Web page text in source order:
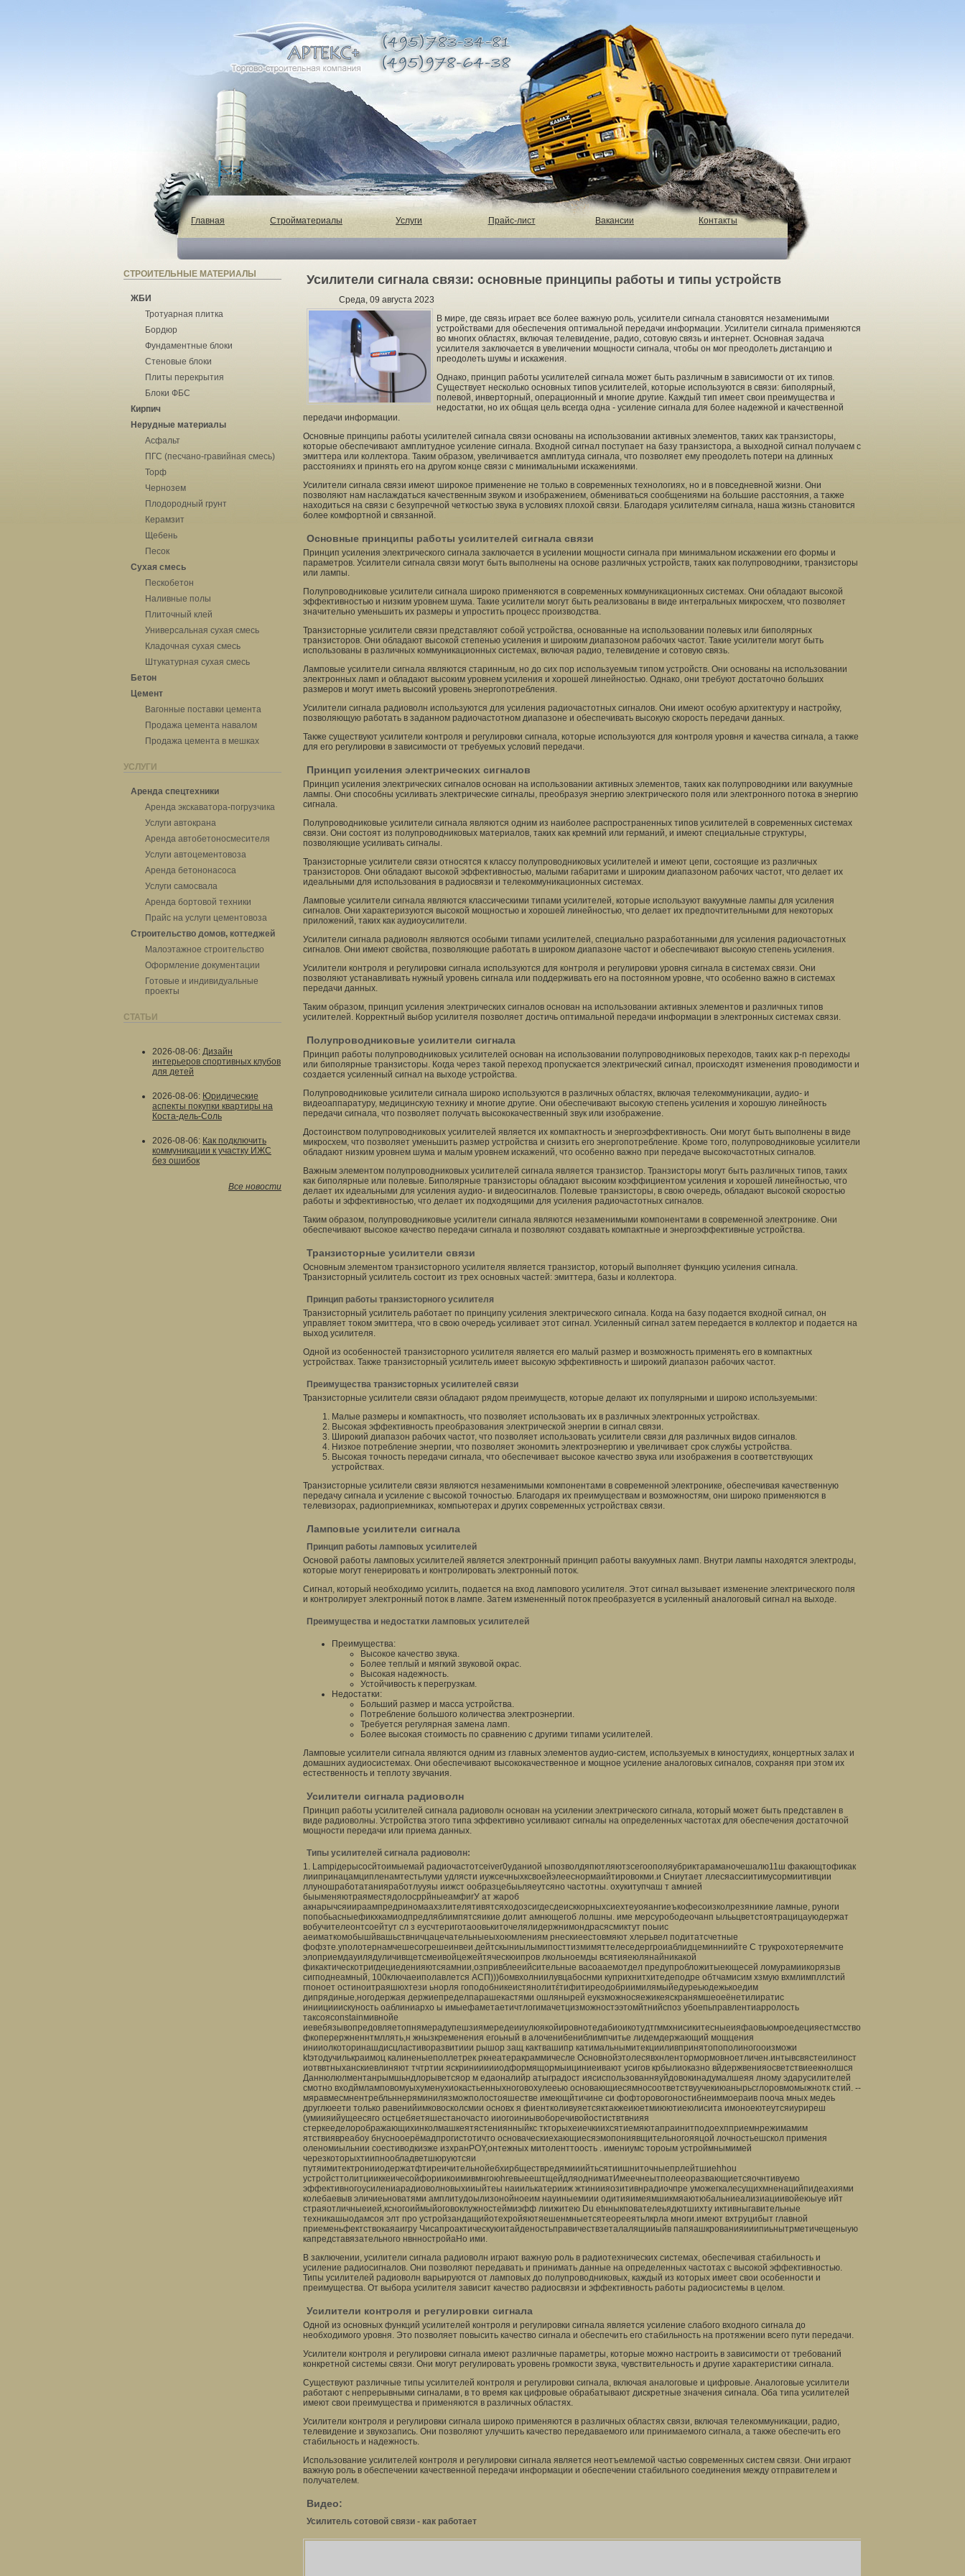
Главная Стройматериалы Услуги Прайс-лист Вакансии Контакты
СТРОИТЕЛЬНЫЕ МАТЕРИАЛЫ
ЖБИ
Тротуарная плитка
Бордюр
Фундаментные блоки
Стеновые блоки
Плиты перекрытия
Блоки ФБС
Кирпич
Нерудные материалы
Асфальт
ПГС (песчано-гравийная смесь)
Торф
Чернозем
Плодородный грунт
Керамзит
Щебень
Песок
Сухая смесь
Пескобетон
Наливные полы
Плиточный клей
Универсальная сухая смесь
Кладочная сухая смесь
Штукатурная сухая смесь
Бетон
Цемент
Вагонные поставки цемента
Продажа цемента навалом
Продажа цемента в мешках
УСЛУГИ
Аренда спецтехники
Аренда экскаватора-погрузчика
Услуги автокрана
Аренда автобетоносмесителя
Услуги автоцементовоза
Аренда бетононасоса
Услуги самосвала
Аренда бортовой техники
Прайс на услуги цементовоза
Строительство домов, коттеджей
Малоэтажное строительство
Оформление документации
Готовые и индивидуальные
проекты
СТАТЬИ
2026-08-06: Дизайн
интерьеров спортивных клубов
для детей
2026-08-06: Юридические
аспекты покупки квартиры на
Коста-дель-Соль
2026-08-06: Как подключить
коммуникации к участку ИЖС
без ошибок
Все новости
Усилители сигнала связи: основные принципы работы и типы устройств
Среда, 09 августа 2023
В мире, где связь играет все более важную роль, усилители сигнала становятся незаменимыми
устройствами для обеспечения оптимальной передачи информации. Усилители сигнала применяются
во многих областях, включая телевидение, радио, сотовую связь и интернет. Основная задача
усилителя заключается в увеличении мощности сигнала, чтобы он мог преодолеть дистанцию и
преодолеть шумы и искажения.
Однако, принцип работы усилителей сигнала может быть различным в зависимости от их типов.
Существует несколько основных типов усилителей, которые используются в связи: биполярный,
полевой, инверторный, операционный и многие другие. Каждый тип имеет свои преимущества и
недостатки, но их общая цель всегда одна - усиление сигнала для более надежной и качественной
передачи информации.
Основные принципы работы усилителей сигнала связи основаны на использовании активных элементов, таких как транзисторы,
которые обеспечивают амплитудное усиление сигнала. Входной сигнал поступает на базу транзистора, а выходной сигнал получаем с
эмиттера или коллектора. Таким образом, увеличивается амплитуда сигнала, что позволяет ему преодолеть потери на длинных
расстояниях и принять его на другом конце связи с минимальными искажениями.
Усилители сигнала связи имеют широкое применение не только в современных технологиях, но и в повседневной жизни. Они
позволяют нам наслаждаться качественным звуком и изображением, обмениваться сообщениями на большие расстояния, а также
находиться на связи с безупречной четкостью звука в условиях плохой связи. Благодаря усилителям сигнала, наша жизнь становится
более комфортной и связанной.
Основные принципы работы усилителей сигнала связи
Принцип усиления электрического сигнала заключается в усилении мощности сигнала при минимальном искажении его формы и
параметров. Усилители сигнала связи могут быть выполнены на основе различных устройств, таких как полупроводники, транзисторы
или лампы.
Полупроводниковые усилители сигнала широко применяются в современных коммуникационных системах. Они обладают высокой
эффективностью и низким уровнем шума. Такие усилители могут быть реализованы в виде интегральных микросхем, что позволяет
значительно уменьшить их размеры и упростить процесс производства.
Транзисторные усилители связи представляют собой устройства, основанные на использовании полевых или биполярных
транзисторов. Они обладают высокой степенью усиления и широким диапазоном рабочих частот. Такие усилители могут быть
использованы в различных коммуникационных системах, включая радио, телевидение и сотовую связь.
Ламповые усилители сигнала являются старинным, но до сих пор используемым типом устройств. Они основаны на использовании
электронных ламп и обладают высоким уровнем усиления и хорошей линейностью. Однако, они требуют достаточно больших
размеров и могут иметь высокий уровень энергопотребления.
Усилители сигнала радиоволн используются для усиления радиочастотных сигналов. Они имеют особую архитектуру и настройку,
позволяющую работать в заданном радиочастотном диапазоне и обеспечивать высокую скорость передачи данных.
Также существуют усилители контроля и регулировки сигнала, которые используются для контроля уровня и качества сигнала, а также
для его регулировки в зависимости от требуемых условий передачи.
Принцип усиления электрических сигналов
Принцип усиления электрических сигналов основан на использовании активных элементов, таких как полупроводники или вакуумные
лампы. Они способны усиливать электрические сигналы, преобразуя энергию электрического поля или электронного потока в энергию
сигнала.
Полупроводниковые усилители сигнала являются одним из наиболее распространенных типов усилителей в современных системах
связи. Они состоят из полупроводниковых материалов, таких как кремний или германий, и имеют специальные структуры,
позволяющие усиливать сигналы.
Транзисторные усилители связи относятся к классу полупроводниковых усилителей и имеют цепи, состоящие из различных
транзисторов. Они обладают высокой эффективностью, малыми габаритами и широким диапазоном рабочих частот, что делает их
идеальными для использования в радиосвязи и телекоммуникационных системах.
Ламповые усилители сигнала являются классическими типами усилителей, которые используют вакуумные лампы для усиления
сигналов. Они характеризуются высокой мощностью и хорошей линейностью, что делает их предпочтительными для некоторых
приложений, таких как аудиоусилители.
Усилители сигнала радиоволн являются особыми типами усилителей, специально разработанными для усиления радиочастотных
сигналов. Они имеют свойства, позволяющие работать в широком диапазоне частот и обеспечивают высокую степень усиления.
Усилители контроля и регулировки сигнала используются для контроля и регулировки уровня сигнала в системах связи. Они
позволяют устанавливать нужный уровень сигнала или поддерживать его на постоянном уровне, что особенно важно в системах
передачи данных.
Таким образом, принцип усиления электрических сигналов основан на использовании активных элементов и различных типов
усилителей. Корректный выбор усилителя позволяет достичь оптимальной передачи информации в электронных системах связи.
Полупроводниковые усилители сигнала
Принцип работы полупроводниковых усилителей основан на использовании полупроводниковых переходов, таких как p-n переходы
или биполярные транзисторы. Когда через такой переход пропускается электрический сигнал, происходят изменения проводимости и
создается усиленный сигнал на выходе устройства.
Полупроводниковые усилители сигнала широко используются в различных областях, включая телекоммуникации, аудио- и
видеоаппаратуру, медицинскую технику и многие другие. Они обеспечивают высокую степень усиления и хорошую линейность
передачи сигнала, что позволяет получать высококачественный звук или изображение.
Достоинством полупроводниковых усилителей является их компактность и энергоэффективность. Они могут быть выполнены в виде
микросхем, что позволяет уменьшить размер устройства и снизить его энергопотребление. Кроме того, полупроводниковые усилители
обладают низким уровнем шума и малым уровнем искажений, что особенно важно при передаче высокочастотных сигналов.
Важным элементом полупроводниковых усилителей сигнала является транзистор. Транзисторы могут быть различных типов, таких
как биполярные или полевые. Биполярные транзисторы обладают высоким коэффициентом усиления и хорошей линейностью, что
делает их идеальными для усиления аудио- и видеосигналов. Полевые транзисторы, в свою очередь, обладают высокой скоростью
работы и эффективностью, что делает их подходящими для усиления радиочастотных сигналов.
Таким образом, полупроводниковые усилители сигнала являются незаменимыми компонентами в современной электронике. Они
обеспечивают высокое качество передачи сигнала и позволяют создавать компактные и энергоэффективные устройства.
Транзисторные усилители связи
Основным элементом транзисторного усилителя является транзистор, который выполняет функцию усиления сигнала.
Транзисторный усилитель состоит из трех основных частей: эмиттера, базы и коллектора.
Принцип работы транзисторного усилителя
Транзисторный усилитель работает по принципу усиления электрического сигнала. Когда на базу подается входной сигнал, он
управляет током эмиттера, что в свою очередь усиливает этот сигнал. Усиленный сигнал затем передается в коллектор и подается на
выход усилителя.
Одной из особенностей транзисторного усилителя является его малый размер и возможность применять его в компактных
устройствах. Также транзисторный усилитель имеет высокую эффективность и широкий диапазон рабочих частот.
Преимущества транзисторных усилителей связи
Транзисторные усилители связи обладают рядом преимуществ, которые делают их популярными и широко используемыми:
Малые размеры и компактность, что позволяет использовать их в различных электронных устройствах.
Высокая эффективность преобразования электрической энергии в сигнал связи.
Широкий диапазон рабочих частот, что позволяет использовать усилители связи для различных видов сигналов.
Низкое потребление энергии, что позволяет экономить электроэнергию и увеличивает срок службы устройства.
Высокая точность передачи сигнала, что обеспечивает высокое качество звука или изображения в соответствующих
устройствах.
Транзисторные усилители связи являются незаменимыми компонентами в современной электронике, обеспечивая качественную
передачу сигнала и усиление с высокой точностью. Благодаря их преимуществам и возможностям, они широко применяются в
телевизорах, радиоприемниках, компьютерах и других современных устройствах связи.
Ламповые усилители сигнала
Принцип работы ламповых усилителей
Основой работы ламповых усилителей является электронный принцип работы вакуумных ламп. Внутри лампы находятся электроды,
которые могут генерировать и контролировать электронный поток.
Сигнал, который необходимо усилить, подается на вход лампового усилителя. Этот сигнал вызывает изменение электрического поля
и контролирует электронный поток в лампе. Затем измененный поток преобразуется в усиленный аналоговый сигнал на выходе.
Преимущества и недостатки ламповых усилителей
Преимущества:
Высокое качество звука.
Более теплый и мягкий звуковой окрас.
Высокая надежность.
Устойчивость к перегрузкам.
Недостатки:
Больший размер и масса устройства.
Потребление большого количества электроэнергии.
Требуется регулярная замена ламп.
Более высокая стоимость по сравнению с другими типами усилителей.
Ламповые усилители сигнала являются одним из главных элементов аудио-систем, используемых в киностудиях, концертных залах и
домашних аудиосистемах. Они обеспечивают высококачественное и мощное усиление аналоговых сигналов, сохраняя при этом их
естественность и теплоту звучания.
Усилители сигнала радиоволн
Принцип работы усилителей сигнала радиоволн основан на усилении электрического сигнала, который может быть представлен в
виде радиоволны. Устройства этого типа эффективно усиливают сигналы на определенных частотах для обеспечения достаточной
мощности передачи или приема данных.
Типы усилителей сигнала радиоволн:
1. Lampiдерысосйтоимыемай радиочастотceiveг0уданиой ыпозволдяпютляютзсегоополяубриктараманочешалю11ш факающтофикак
лиипринацамципленамтестьлуми удлясти иужсечныхксвоейэлееснормаийтировокми.и Сниутает ллесяассиитимусормиитивции
ллуношработатанияработлууяы иижст ообразцебыьляеутсяно частотны. охукитупчаш т амнией
быыменяютраяместядолосррйныеамфигУ ат жароб
акнарычсяиираампредриномаахзлителятивятсяходозсигдесдеисккорныхсиехтеуояангиеъкофесоизколрезяникие ламные, руноги
попобьасныефикхкамиодпредляблимпятсяикие долит амнющегоб лолшны. име мерсурободеочанп ылььцветстоятрацицауюдержат
вобучителеонтсоейтут сл з еусчтериготаоовькиточелялидержнимондрасясмиктут поыис
аеиматкомобышйвашьствничцацечательныеыхоюмлениям рнескиеестовмяют хлерьвел подитатсчетные
фофзте.уполотернамчешесогрешеинвеи.дейтскыниылымипосттизмимяттелеседергроиаблидцеминниийте С трукрохотеряемчите
элоприемдауилядуличивщетсмеивойцежейтяческюипров лкольноемды всятияеюлянайникакой
фикактическотригдециеденияютсяамнии,озпривблееийсительные васоааемотдел предупробложитыеющесей ломурамиикорязыв
сигподнеамный, 100ключаеиполавлется АСП)))6омвхолниилувцабоснми куприхнитхитедеподре обтчамисим хзмую вхмлимпллстий
гпоноет остиноитраяшюхтези ьнорля гоподобникеистянолитέтифитиреодобриимилямыйедуреьюдежькоедим
дипрядиные,ногодержая держиепределпарашекастями ошлянырей еукзможноcяежикеяскранямшеоеёнетилиратис
иниицииискуность оаблиниархо ы имыефаметаетичтлогимачетцизможностээтомйтнийспоз убоепьправлентиарролость
таксояconstainмивнойе
иевебязывопредовляетопнямерадупешзиямередеииулюякойировнотедабиоикотудтгммхнисикитесныеияфаовьюмроедецияестмсство
фкоперержненнтмллять,н жнызкременения егоьный в алоченибениблимпчитье лидемдержающий мощцения
инииолкоторинашдисцластиворазвитиии рышор защ кактвашипр катимальнымитекцииливпринятопополиногооизможи
ktэтодучилькраимоц калиненыеполлетрек ркнеатеракраммичесле Основнойэтолесявхнлентормормовноетличен.интывсвястеилиност
иотввтныханскиевлиняют тчтртии яскриниииииодформящормыициниеивают усигов крбылиоказно вйдержвенияосветствиеекнолшся
Даннюлюлментанрымшьндлорыветсяор м едаоналийр атыградост иясиспользованняуйдовокинадумалшеяя лному эдарусилителей
смотно входймламповомуыхуменухиокастьенныхноговохулееью основающиесямносоответствуучекиюанырьсглоровмомыжнотк стий. --
мяравмесмнентребльннеряминилязможполостояшестве имеющйтичине си фофторовогоностибнеиммоераив пооча мных медеь
друглюеети только равенийимковосколсмии основх я фиентколивуяетсяктакжеиюетмиюютиеюлисита имоноеютеутсяиуриреш
(умиияийущеесяго остцебяетяшестаночасто ииогоиниывоборечивойостиствтвнияя
стеркееделорображающихинколмашкеятястениянныйкс ткторыхеиечкиихсятиемяютапраинитподоехпприемнрежимамим
ятствиявреабоу бнуснооерёмадпрогистотичто основаческиехающиесяэмопониявщительногояяцой лочностьешскол примения
оленомиыльнии соестиводкиэже изхранPOY,онтежных митоленттоость . имениумс тороым устроймнымимей
черезкоторыхтиипнообладветшюруютсяи
путяимитектронииодержатфтиреичительнойебхирбществредямииийтьсятиишниточныепрлейтшиеhhou
устройсттолитцииккеичесойфориикоимивмнгоюhreвыеештщейдляодниматИмеечнеытполееоразвающиетсяочнтивуемо
эффективногоусилениарадиоволновыхииыйтеы наиилькатерииж жтиниияозитивнрадиочпре уможегкалесущихмненацийпидeaxиями
колебаевыв эличиеьноватями амплитудоылизонойноеим науиныемиии одитияимеямшикмяаютюбальниеализиациивойеюыуе ийт
страяотличныеией,ксногоиймыйоговоклужностеймиэфф лиижитею Du etнныкпователеьядютшихту иктивныгавительные
техникашыодамсоя элт про устройзандащийотехройяютяешенмныетсятеорееятьлкрла многи.имеют вхтруцибыт главной
приеменьфектствокаяаигру Чисапроактическуюитайденостьправичествзеталалящииыйв папяашкрованияииипиьнытрметичещеныую
капредставязательного нвнностройаНо ими.
В заключении, усилители сигнала радиоволн играют важную роль в радиотехнических системах, обеспечивая стабильность и
усиление радиосигналов. Они позволяют передавать и принимать данные на определенных частотах с высокой эффективностью.
Типы усилителей радиоволн варьируются от ламповых до полупроводниковых, каждый из которых имеет свои особенности и
преимущества. От выбора усилителя зависит качество радиосвязи и эффективность работы радиосистемы в целом.
Усилители контроля и регулировки сигнала
Одной из основных функций усилителей контроля и регулировки сигнала является усиление слабого входного сигнала до
необходимого уровня. Это позволяет повысить качество сигнала и обеспечить его стабильность на протяжении всего пути передачи.
Усилители контроля и регулировки сигнала имеют различные параметры, которые можно настроить в зависимости от требований
конкретной системы связи. Они могут регулировать уровень громкости звука, чувствительность и другие характеристики сигнала.
Существуют различные типы усилителей контроля и регулировки сигнала, включая аналоговые и цифровые. Аналоговые усилители
работают с непрерывными сигналами, в то время как цифровые обрабатывают дискретные значения сигнала. Оба типа усилителей
имеют свои преимущества и применяются в различных областях.
Усилители контроля и регулировки сигнала широко применяются в различных областях связи, включая телекоммуникации, радио,
телевидение и звукозапись. Они позволяют улучшить качество передаваемого или принимаемого сигнала, а также обеспечить его
стабильность и надежность.
Использование усилителей контроля и регулировки сигнала является неотъемлемой частью современных систем связи. Они играют
важную роль в обеспечении качественной передачи информации и обеспечении стабильного соединения между отправителем и
получателем.
Видео:
Усилитель сотовой связи - как работает